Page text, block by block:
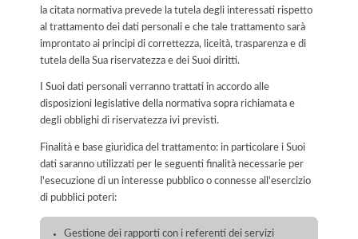
la citata normativa prevede la tutela degli interessati rispetto
al trattamento dei dati personali e che tale trattamento sarà
improntato ai principi di correttezza, liceità, trasparenza e di
tutela della Sua riservatezza e dei Suoi diritti.
I Suoi dati personali verranno trattati in accordo alle
disposizioni legislative della normativa sopra richiamata e
degli obblighi di riservatezza ivi previsti.
Finalità e base giuridica del trattamento: in particolare i Suoi
dati saranno utilizzati per le seguenti finalità necessarie per
l'esecuzione di un interesse pubblico o connesse all'esercizio
di pubblici poteri:
Gestione dei rapporti con i referenti dei servizi